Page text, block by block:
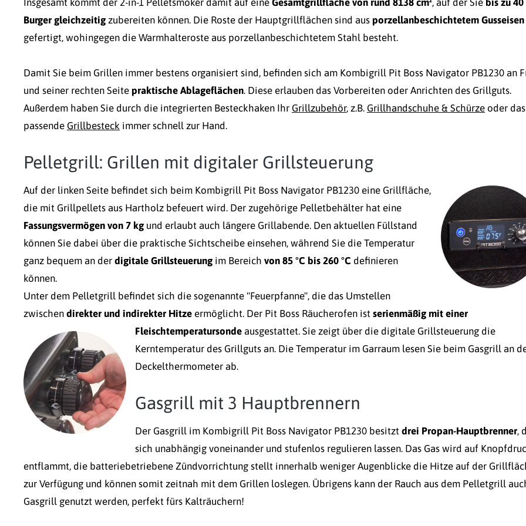
Insgesamt kommt der 2-in-1 Pelletsmoker damit auf eine Gesamtgrillfläche von rund 8138 cm², auf der Sie bis zu 40
Burger gleichzeitig zubereiten können. Die Roste der Hauptgrillflächen sind aus porzellanbeschichtetem Gusseisen
gefertigt, wohingegen die Warmhalteroste aus porzellanbeschichtetem Stahl besteht.
Damit Sie beim Grillen immer bestens organisiert sind, befinden sich am Kombigrill Pit Boss Navigator PB1230 an
und seiner rechten Seite praktische Ablageflächen. Diese erlauben das Vorbereiten oder Anrichten des Grillguts.
Außerdem haben Sie durch die integrierten Besteckhaken Ihr Grillzubehör, z.B. Grillhandschuhe & Schürze oder das
passende Grillbesteck immer schnell zur Hand.
Pelletgrill: Grillen mit digitaler Grillsteuerung
Auf der linken Seite befindet sich beim Kombigrill Pit Boss Navigator PB1230 eine Grillfläche,
die mit Grillpellets aus Hartholz befeuert wird. Der zugehörige Pelletbehälter hat eine
Fassungsvermögen von 7 kg und erlaubt auch längere Grillabende. Den aktuellen Füllstand
können Sie dabei über die praktische Sichtscheibe einsehen, während Sie die Temperatur
ganz bequem an der digitale Grillsteuerung im Bereich von 85 °C bis 260 °C definieren
können.
Unter dem Pelletgrill befindet sich die sogenannte "Feuerpfanne", die das Umstellen
zwischen direkter und indirekter Hitze ermöglicht. Der Pit Boss Räucherofen ist serienmäßig mit einer
Fleischtemperatursonde ausgestattet. Sie zeigt über die digitale Grillsteuerung die
Kerntemperatur des Grillguts an. Die Temperatur im Garraum lesen Sie beim Gasgrill an
Deckelthermometer ab.
Gasgrill mit 3 Hauptbrennern
Der Gasgrill im Kombigrill Pit Boss Navigator PB1230 besitzt drei Propan-Hauptbrenner,
sich unabhängig voneinander und stufenlos regulieren lassen. Das Gas wird auf
entflammt, die batteriebetriebene Zündvorrichtung stellt innerhalb weniger Augenblicke die Hitze auf der
zur Verfügung und können somit zeitnah mit dem Grillen loslegen. Übrigens kann der Rauch aus dem Pelletgrill
Gasgrill genutzt werden, perfekt fürs Kalträuchern!